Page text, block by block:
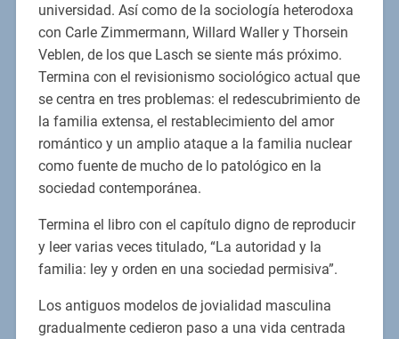
universidad. Así como de la sociología heterodoxa
con Carle Zimmermann, Willard Waller y Thorsein
Veblen, de los que Lasch se siente más próximo.
Termina con el revisionismo sociológico actual que
se centra en tres problemas: el redescubrimiento de
la familia extensa, el restablecimiento del amor
romántico y un amplio ataque a la familia nuclear
como fuente de mucho de lo patológico en la
sociedad contemporánea.
Termina el libro con el capítulo digno de reproducir
y leer varias veces titulado, “La autoridad y la
familia: ley y orden en una sociedad permisiva”.
Los antiguos modelos de jovialidad masculina
gradualmente cedieron paso a una vida centrada